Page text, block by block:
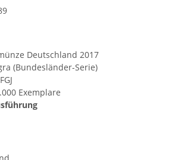
Deutschland 2017
(Bundesländer-Serie)
Exemplare